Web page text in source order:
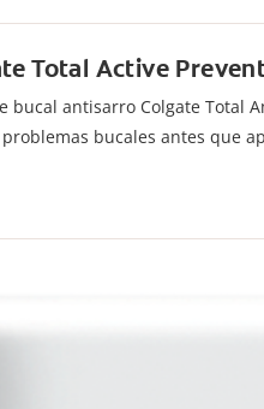
Total Active
bucal antisarro Colgate Total
bucales antes que